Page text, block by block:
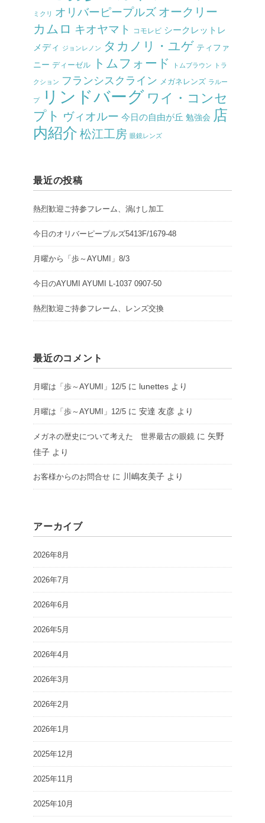
ミクリ オリバーピープルズ オークリー
カムロ キオヤマト コモレビ シークレットレ
メディ
ジョンレノン タカノリ・ユゲ ティファ
ニー ディーゼル トムフォード トムブラウン トラ
クション フランシスクライン メガネレンズ ラルー
プ リンドバーグ ワイ・コンセ
プト ヴィオルー 今日の自由が丘 勉強会 店
内紹介 松江工房 眼鏡レンズ
最近の投稿
熱烈歓迎ご持参フレーム、渦けし加工
今日のオリバーピープルズ5413F/1679-48
月曜から「歩～AYUMI」8/3
今日のAYUMI AYUMI L-1037 0907-50
熱烈歓迎ご持参フレーム、レンズ交換
最近のコメント
月曜は「歩～AYUMI」12/5 に lunettes より
月曜は「歩～AYUMI」12/5 に 安達 友彦 より
メガネの歴史について考えた 世界最古の眼鏡 に 矢野
佳子 より
お客様からのお問合せ に 川嶋友美子 より
アーカイブ
2026年8月
2026年7月
2026年6月
2026年5月
2026年4月
2026年3月
2026年2月
2026年1月
2025年12月
2025年11月
2025年10月